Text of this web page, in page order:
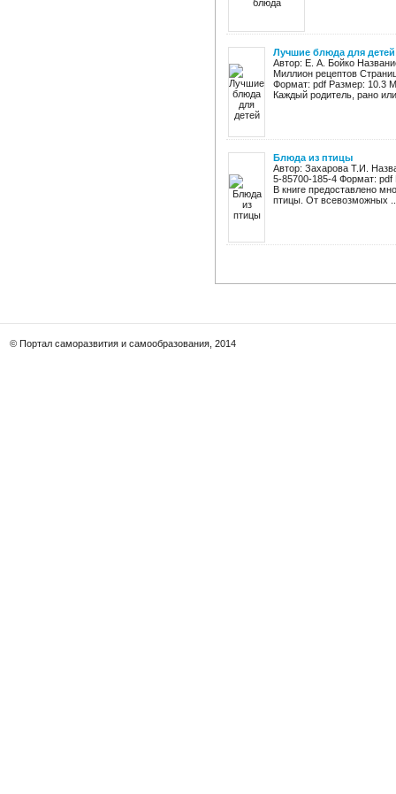
Лучшие блюда для детей
Автор: Е. А. Бойко
Миллион рецептов
Формат: pdf Размер: 10.3
Каждый родитель, рано
Блюда из птицы
Автор: Захарова Т.И.
5-85700-185-4 Формат:
В книге предоставлено
птицы. От всевозможных
© Портал саморазвития и самообразования, 2014